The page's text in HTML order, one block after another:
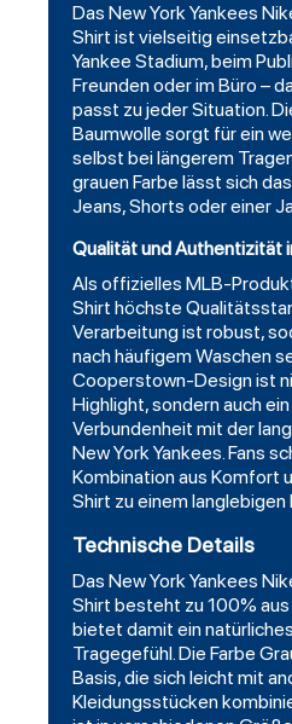
Das New York Yankees
Shirt ist vielseitig
Yankee Stadium, beim
Freunden oder im Büro –
passt zu jeder Situation.
Baumwolle sorgt für ein
selbst bei längerem
grauen Farbe lässt sich
Jeans, Shorts oder einer
Qualität und Authentizität
Als offizielles MLB-
Shirt höchste
Verarbeitung ist robust,
nach häufigem Waschen
Cooperstown-Design ist
Highlight, sondern auch
Verbundenheit mit der
New York Yankees. Fans
Kombination aus Komfort
Shirt zu einem
Technische Details
Das New York Yankees
Shirt besteht zu 100%
bietet damit ein
Tragegefühl. Die Farbe
Basis, die sich leicht mit
Kleidungsstücken